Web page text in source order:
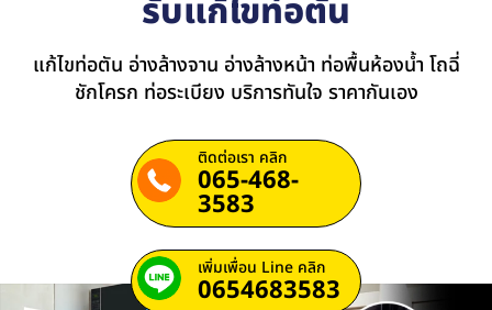
รับแก้ไขท่อตัน
แก้ไขท่อตัน อ่างล้างจาน อ่างล้างหน้า ท่อพื้นห้องน้ำ โถฉี่
ชักโครก ท่อระเบียง บริการทันใจ ราคากันเอง
ติดต่อเรา คลิก
065-468-
3583
เพิ่มเพื่อน Line คลิก
0654683583